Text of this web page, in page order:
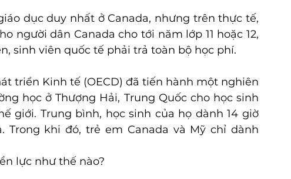
dục duy nhất ở Canada, nhưng trên thực tế,
người dân Canada cho tới năm lớp 11 hoặc 12,
sinh viên quốc tế phải trả toàn bộ học phí.
triển Kinh tế (OECD) đã tiến hành một nghiên
học ở Thượng Hải, Trung Quốc cho học sinh
giới. Trung bình, học sinh của họ dành 14 giờ
khi đó, trẻ em Canada và Mỹ chỉ dành
lực như thế nào?